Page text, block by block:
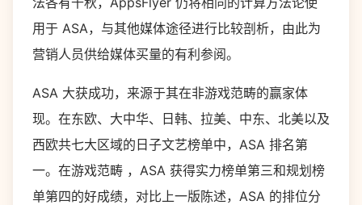
用于 ASA，与其他媒体途径进行比较剖析，由此为
营销人员供给媒体买量的有利参阅。
ASA 大获成功，来源于其在非游戏范畴的赢家体
现。在东欧、大中华、日韩、拉美、中东、北美以及
西欧共七大区域的日子文艺榜单中，ASA 排名第
一。在游戏范畴 ，ASA 获得实力榜单第三和规划榜
单第四的好成绩，对比上一版陈述，ASA 的排位分